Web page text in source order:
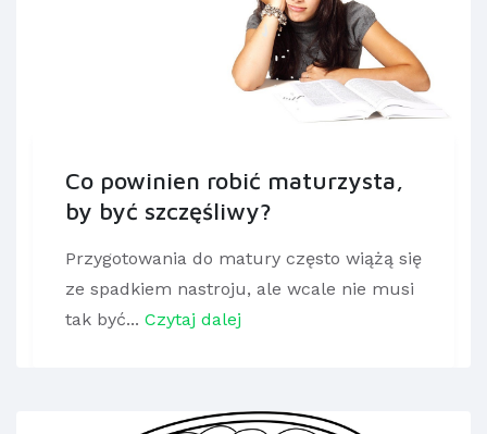
Co powinien robić maturzysta,
by być szczęśliwy?
Przygotowania do matury często wiążą się
ze spadkiem nastroju, ale wcale nie musi
tak być... Czytaj dalej